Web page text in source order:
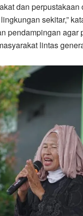
dan
sekitar,”
pendampingan
lintas